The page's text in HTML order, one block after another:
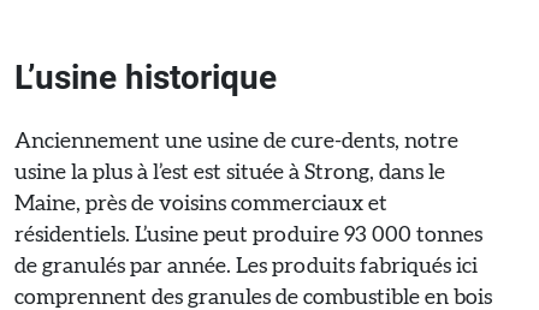
L’usine historique
Anciennement une usine de cure-dents, notre
usine la plus à l’est est située à Strong, dans le
Maine, près de voisins commerciaux et
résidentiels. L’usine peut produire 93 000 tonnes
de granulés par année. Les produits fabriqués ici
comprennent des granules de combustible en bois